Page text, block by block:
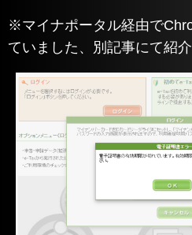
※マイナポータル経由で
ていました、別記事にて紹介